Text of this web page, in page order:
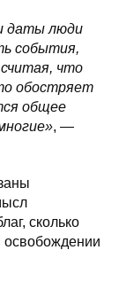
даты люди
события,
считая, что
обостряет
общее
, —
сколько
освобождении